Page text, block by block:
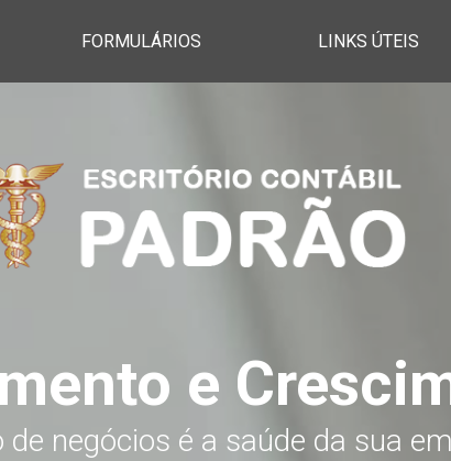
FORMULÁRIOS LINKS ÚTEIS
e
de negócios é a saúde da sua